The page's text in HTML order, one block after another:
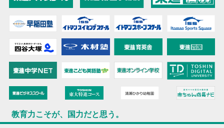
教育力こそが、国力だと思う。